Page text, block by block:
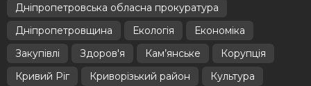
Дніпропетровська обласна прокуратура
Дніпропетровщина
Екологія
Економіка
Закупівлі
Здоров'я Кам’янське
Корупція
Кривий Ріг
Криворізький район
Культура